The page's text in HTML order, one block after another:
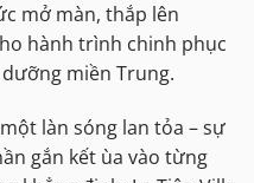
mở màn, thắp lên
hành trình chinh phục
miền Trung.
làn sóng lan tỏa – sự
gắn kết ùa vào từng